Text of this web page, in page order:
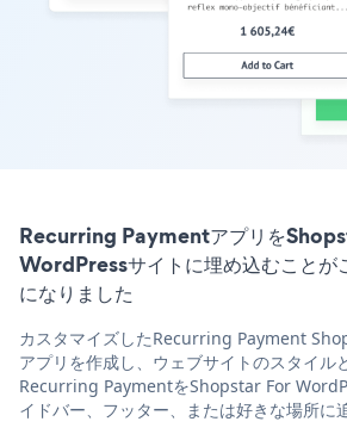
Recurring Paymentアプリを
WordPressサイトに埋め込むことが
になりました
カスタマイズしたRecurring Payment
アプリを作成し、ウェブサイトのスタイル
Recurring PaymentをShopstar For
イドバー、フッター、または好きな場所に